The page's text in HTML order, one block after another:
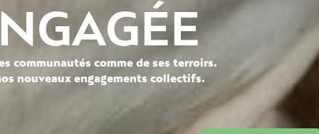
communautés comme de ses terroirs.
nouveaux engagements collectifs.